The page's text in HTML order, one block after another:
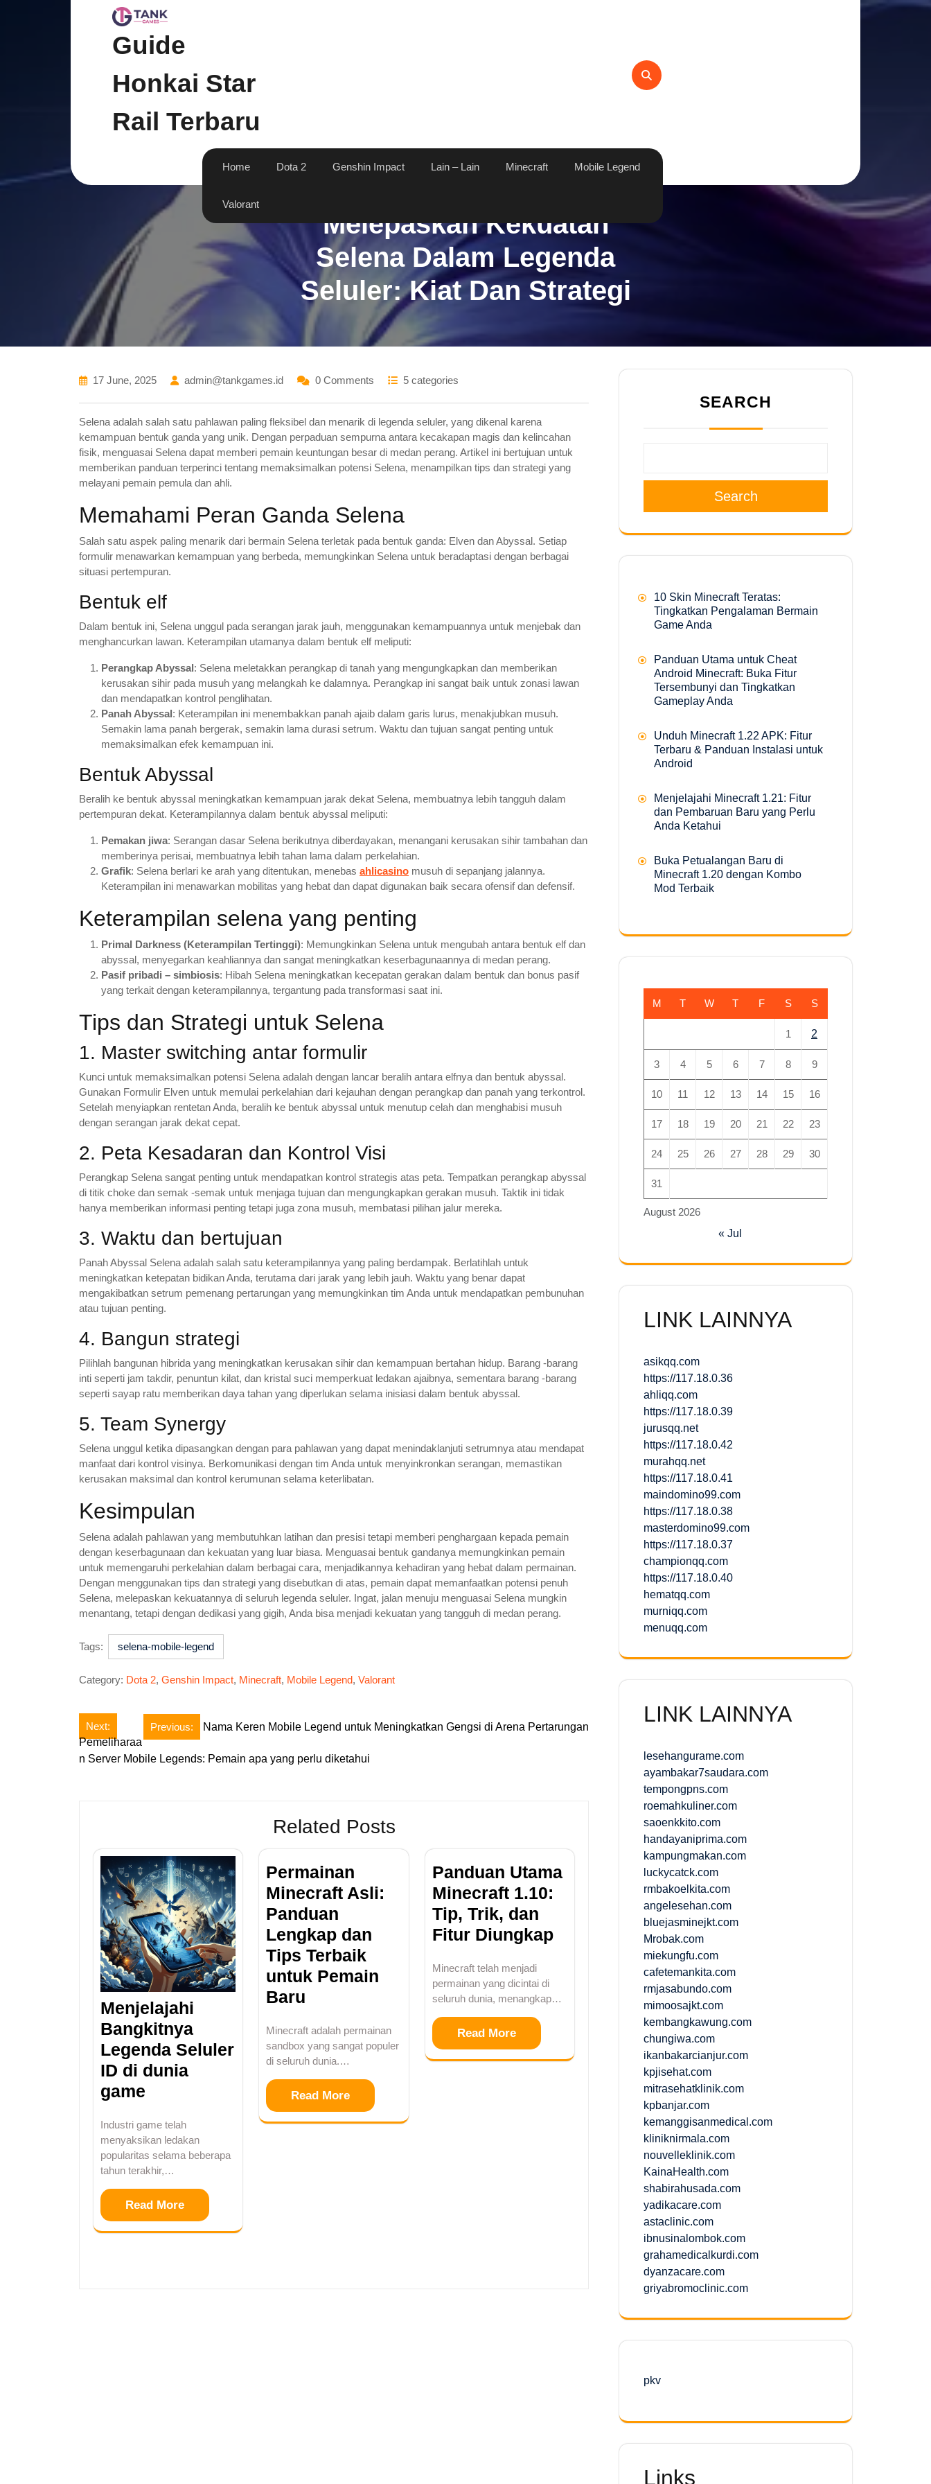
Guide
Honkai Star
Rail Terbaru
Home Dota 2 Genshin Impact Lain – Lain Minecraft Mobile Legend
Valorant
Melepaskan Kekuatan
Selena Dalam Legenda
Seluler: Kiat Dan Strategi
17 June, 2025 admin@tankgames.id 0 Comments 5 categories
Selena adalah salah satu pahlawan paling fleksibel dan menarik di legenda seluler, yang dikenal karena
kemampuan bentuk ganda yang unik. Dengan perpaduan sempurna antara kecakapan magis dan kelincahan
fisik, menguasai Selena dapat memberi pemain keuntungan besar di medan perang. Artikel ini bertujuan untuk
memberikan panduan terperinci tentang memaksimalkan potensi Selena, menampilkan tips dan strategi yang
melayani pemain pemula dan ahli.
Memahami Peran Ganda Selena
Salah satu aspek paling menarik dari bermain Selena terletak pada bentuk ganda: Elven dan Abyssal. Setiap
formulir menawarkan kemampuan yang berbeda, memungkinkan Selena untuk beradaptasi dengan berbagai
situasi pertempuran.
Bentuk elf
Dalam bentuk ini, Selena unggul pada serangan jarak jauh, menggunakan kemampuannya untuk menjebak dan
menghancurkan lawan. Keterampilan utamanya dalam bentuk elf meliputi:
Perangkap Abyssal : Selena meletakkan perangkap di tanah yang mengungkapkan dan memberikan
kerusakan sihir pada musuh yang melangkah ke dalamnya. Perangkap ini sangat baik untuk zonasi lawan
dan mendapatkan kontrol penglihatan.
Panah Abyssal : Keterampilan ini menembakkan panah ajaib dalam garis lurus, menakjubkan musuh.
Semakin lama panah bergerak, semakin lama durasi setrum. Waktu dan tujuan sangat penting untuk
memaksimalkan efek kemampuan ini.
Bentuk Abyssal
Beralih ke bentuk abyssal meningkatkan kemampuan jarak dekat Selena, membuatnya lebih tangguh dalam
pertempuran dekat. Keterampilannya dalam bentuk abyssal meliputi:
Pemakan jiwa: Serangan dasar Selena berikutnya diberdayakan, menangani kerusakan sihir tambahan dan
memberinya perisai, membuatnya lebih tahan lama dalam perkelahian.
Grafik: Selena berlari ke arah yang ditentukan, menebas ahlicasino musuh di sepanjang jalannya.
Keterampilan ini menawarkan mobilitas yang hebat dan dapat digunakan baik secara ofensif dan defensif.
Keterampilan selena yang penting
Primal Darkness (Keterampilan Tertinggi): Memungkinkan Selena untuk mengubah antara bentuk elf dan
abyssal, menyegarkan keahliannya dan sangat meningkatkan keserbagunaannya di medan perang.
Pasif pribadi – simbiosis: Hibah Selena meningkatkan kecepatan gerakan dalam bentuk dan bonus pasif
yang terkait dengan keterampilannya, tergantung pada transformasi saat ini.
Tips dan Strategi untuk Selena
1. Master switching antar formulir
Kunci untuk memaksimalkan potensi Selena adalah dengan lancar beralih antara elfnya dan bentuk abyssal.
Gunakan Formulir Elven untuk memulai perkelahian dari kejauhan dengan perangkap dan panah yang terkontrol.
Setelah menyiapkan rentetan Anda, beralih ke bentuk abyssal untuk menutup celah dan menghabisi musuh
dengan serangan jarak dekat cepat.
2. Peta Kesadaran dan Kontrol Visi
Perangkap Selena sangat penting untuk mendapatkan kontrol strategis atas peta. Tempatkan perangkap abyssal
di titik choke dan semak -semak untuk menjaga tujuan dan mengungkapkan gerakan musuh. Taktik ini tidak
hanya memberikan informasi penting tetapi juga zona musuh, membatasi pilihan jalur mereka.
3. Waktu dan bertujuan
Panah Abyssal Selena adalah salah satu keterampilannya yang paling berdampak. Berlatihlah untuk
meningkatkan ketepatan bidikan Anda, terutama dari jarak yang lebih jauh. Waktu yang benar dapat
mengakibatkan setrum pemenang pertarungan yang memungkinkan tim Anda untuk mendapatkan pembunuhan
atau tujuan penting.
4. Bangun strategi
Pilihlah bangunan hibrida yang meningkatkan kerusakan sihir dan kemampuan bertahan hidup. Barang -barang
inti seperti jam takdir, penuntun kilat, dan kristal suci memperkuat ledakan ajaibnya, sementara barang -barang
seperti sayap ratu memberikan daya tahan yang diperlukan selama inisiasi dalam bentuk abyssal.
5. Team Synergy
Selena unggul ketika dipasangkan dengan para pahlawan yang dapat menindaklanjuti setrumnya atau mendapat
manfaat dari kontrol visinya. Berkomunikasi dengan tim Anda untuk menyinkronkan serangan, memastikan
kerusakan maksimal dan kontrol kerumunan selama keterlibatan.
Kesimpulan
Selena adalah pahlawan yang membutuhkan latihan dan presisi tetapi memberi penghargaan kepada pemain
dengan keserbagunaan dan kekuatan yang luar biasa. Menguasai bentuk gandanya memungkinkan pemain
untuk memengaruhi perkelahian dalam berbagai cara, menjadikannya kehadiran yang hebat dalam permainan.
Dengan menggunakan tips dan strategi yang disebutkan di atas, pemain dapat memanfaatkan potensi penuh
Selena, melepaskan kekuatannya di seluruh legenda seluler. Ingat, jalan menuju menguasai Selena mungkin
menantang, tetapi dengan dedikasi yang gigih, Anda bisa menjadi kekuatan yang tangguh di medan perang.
Tags: selena-mobile-legend
Category: Dota 2, Genshin Impact, Minecraft, Mobile Legend, Valorant
Post
navigation
Previous: Nama Keren Mobile Legend untuk Meningkatkan Gengsi di Arena Pertarungan
Next:
Pemeliharaa
n Server Mobile Legends: Pemain apa yang perlu diketahui
Related Posts
Menjelajahi
Bangkitnya
Legenda Seluler
ID di dunia
game
Industri game telah
menyaksikan ledakan
popularitas selama beberapa
tahun terakhir,…
Read More
Permainan
Minecraft Asli:
Panduan
Lengkap dan
Tips Terbaik
untuk Pemain
Baru
Minecraft adalah permainan
sandbox yang sangat populer
di seluruh dunia.…
Read More
Panduan Utama
Minecraft 1.10:
Tip, Trik, dan
Fitur Diungkap
Minecraft telah menjadi
permainan yang dicintai di
seluruh dunia, menangkap…
Read More
SEARCH
Search
10 Skin Minecraft Teratas:
Tingkatkan Pengalaman Bermain
Game Anda
Panduan Utama untuk Cheat
Android Minecraft: Buka Fitur
Tersembunyi dan Tingkatkan
Gameplay Anda
Unduh Minecraft 1.22 APK: Fitur
Terbaru & Panduan Instalasi untuk
Android
Menjelajahi Minecraft 1.21: Fitur
dan Pembaruan Baru yang Perlu
Anda Ketahui
Buka Petualangan Baru di
Minecraft 1.20 dengan Kombo
Mod Terbaik
August 2026
M T W T F S S
1 2
3 4 5 6 7 8 9
10 11 12 13 14 15 16
17 18 19 20 21 22 23
24 25 26 27 28 29 30
31
« Jul
LINK LAINNYA
asikqq.com
https://117.18.0.36
ahliqq.com
https://117.18.0.39
jurusqq.net
https://117.18.0.42
murahqq.net
https://117.18.0.41
maindomino99.com
https://117.18.0.38
masterdomino99.com
https://117.18.0.37
championqq.com
https://117.18.0.40
hematqq.com
murniqq.com
menuqq.com
LINK LAINNYA
lesehangurame.com
ayambakar7saudara.com
tempongpns.com
roemahkuliner.com
saoenkkito.com
handayaniprima.com
kampungmakan.com
luckycatck.com
rmbakoelkita.com
angelesehan.com
bluejasminejkt.com
Mrobak.com
miekungfu.com
cafetemankita.com
rmjasabundo.com
mimoosajkt.com
kembangkawung.com
chungiwa.com
ikanbakarcianjur.com
kpjisehat.com
mitrasehatklinik.com
kpbanjar.com
kemanggisanmedical.com
kliniknirmala.com
nouvelleklinik.com
KainaHealth.com
shabirahusada.com
yadikacare.com
astaclinic.com
ibnusinalombok.com
grahamedicalkurdi.com
dyanzacare.com
griyabromoclinic.com
pkv
Links